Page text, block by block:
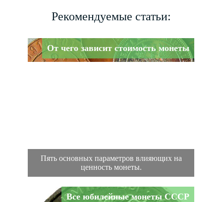
Рекомендуемые статьи:
От чего зависит стоимость монеты
Пять основных параметров влияющих на
ценность монеты.
Все юбилейные монеты СССР